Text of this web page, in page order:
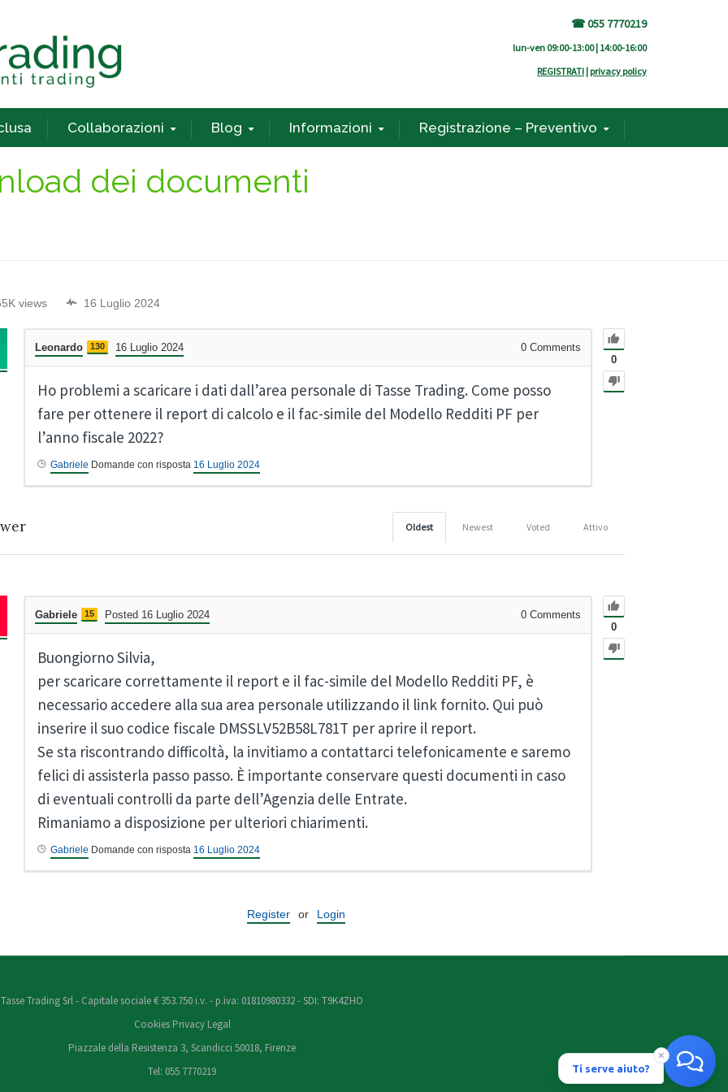
☎ 055 7770219
lun-ven 09:00-13:00 | 14:00-16:00
REGISTRATI | privacy policy
Collaborazioni Blog Informazioni Registrazione – Preventivo
dei documenti
views 16 Luglio 2024
0
Leonardo 130 16 Luglio 2024 0 Comments
Ho problemi a scaricare i dati dall’area personale di Tasse Trading. Come posso
fare per ottenere il report di calcolo e il fac-simile del Modello Redditi PF per
l’anno fiscale 2022?
Gabriele Domande con risposta 16 Luglio 2024
Attivo
Voted
Newest
Oldest
0
Gabriele 15 Posted 16 Luglio 2024 0 Comments
Buongiorno Silvia,
per scaricare correttamente il report e il fac-simile del Modello Redditi PF, è
necessario accedere alla sua area personale utilizzando il link fornito. Qui può
inserire il suo codice fiscale DMSSLV52B58L781T per aprire il report.
Se sta riscontrando difficoltà, la invitiamo a contattarci telefonicamente e saremo
felici di assisterla passo passo. È importante conservare questi documenti in caso
di eventuali controlli da parte dell’Agenzia delle Entrate.
Rimaniamo a disposizione per ulteriori chiarimenti.
Gabriele Domande con risposta 16 Luglio 2024
Register or Login
Tasse Trading Srl - Capitale sociale € 353.750 i.v. - p.iva: 01810980332 - SDI: T9K4ZHO
Cookies Privacy Legal
Piazzale della Resistenza 3, Scandicci 50018, Firenze
Tel: 055 7770219
Ti serve aiuto?